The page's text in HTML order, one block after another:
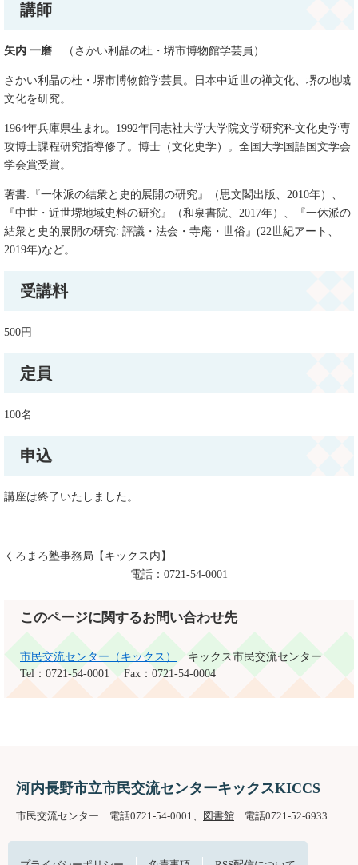
講師
矢内 一磨 （さかい利晶の杜・堺市博物館学芸員）
さかい利晶の杜・堺市博物館学芸員。日本中近世の禅文化、堺の地域
文化を研究。
1964年兵庫県生まれ。1992年同志社大学大学院文学研究科文化史学専
攻博士課程研究指導修了。博士（文化史学）。全国大学国語国文学会
学会賞受賞。
著書:『一休派の結衆と史的展開の研究』（思文閣出版、2010年）、
『中世・近世堺地域史料の研究』（和泉書院、2017年）、『一休派の
結衆と史的展開の研究: 評議・法会・寺庵・世俗』(22世紀アート、
2019年)など。
受講料
500円
定員
100名
申込
講座は終了いたしました。
くろまろ塾事務局【キックス内】
電話：0721-54-0001
このページに関するお問い合わせ先
市民交流センター（キックス）
キックス市民交流センター
Tel：0721-54-0001
Fax：0721-54-0004
河内長野市立市民交流センターキックスKICCS
市民交流センター 電話0721-54-0001、 図書館 電話0721-52-6933